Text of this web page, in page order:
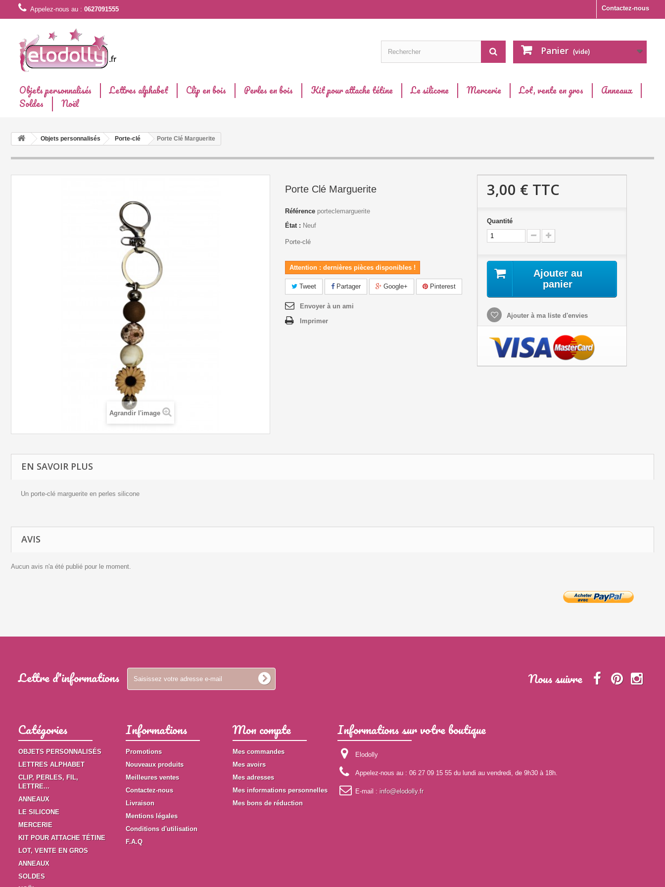
Contactez-nous
Appelez-nous au : 0627091555
Panier (vide)
Objets personnalisés Lettres alphabet Clip en bois Perles en bois Kit pour attache tétine Le silicone Mercerie Lot, vente en gros
Anneaux
Soldes
Noël
Objets personnalisés Porte-clé Porte Clé Marguerite
Agrandir l'image
Porte Clé Marguerite
Référence porteclemarguerite
État : Neuf
Porte-clé
Attention : dernières pièces disponibles !
Tweet Partager Google+ Pinterest
Envoyer à un ami
Imprimer
3,00 € TTC
Quantité
Ajouter au
panier
Ajouter à ma liste d'envies
EN SAVOIR PLUS
Un porte-clé marguerite en perles silicone
AVIS
Aucun avis n'a été publié pour le moment.
Lettre d'informations Nous suivre
Catégories
OBJETS PERSONNALISÉS
LETTRES ALPHABET
CLIP, PERLES, FIL,
LETTRE...
ANNEAUX
LE SILICONE
MERCERIE
KIT POUR ATTACHE TÉTINE
LOT, VENTE EN GROS
ANNEAUX
SOLDES
Informations
Promotions
Nouveaux produits
Meilleures ventes
Contactez-nous
Livraison
Mentions légales
Conditions d'utilisation
F.A.Q
Mon compte
Mes commandes
Mes avoirs
Mes adresses
Mes informations personnelles
Mes bons de réduction
Informations sur votre boutique
Elodolly
Appelez-nous au :06 27 09 15 55 du lundi au vendredi, de 9h30 à 18h.
E-mail :info@elodolly.fr